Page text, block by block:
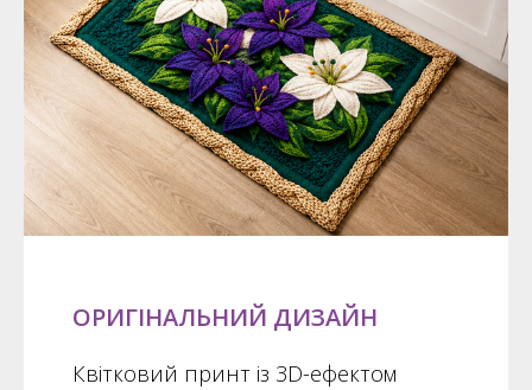
ОРИГІНАЛЬНИЙ ДИЗАЙН
Квітковий принт із 3D-ефектом